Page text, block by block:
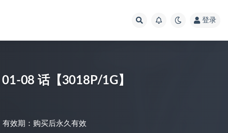
登录
08 话【3018P/1G】
有效期：购买后永久有效